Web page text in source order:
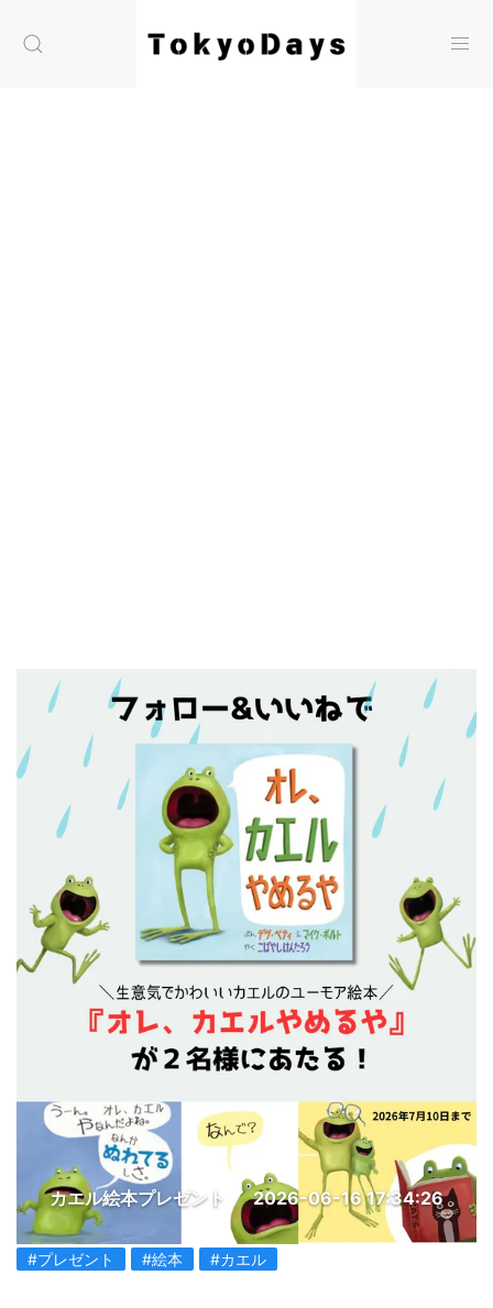
カエル絵本プレゼント 2026-06-16 17:34:26
#プレゼント #絵本 #カエル